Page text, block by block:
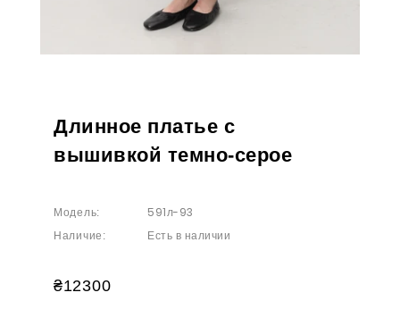
Длинное платье с
вышивкой темно-серое
Модель: 591л-93
Наличие: Есть в наличии
₴12300